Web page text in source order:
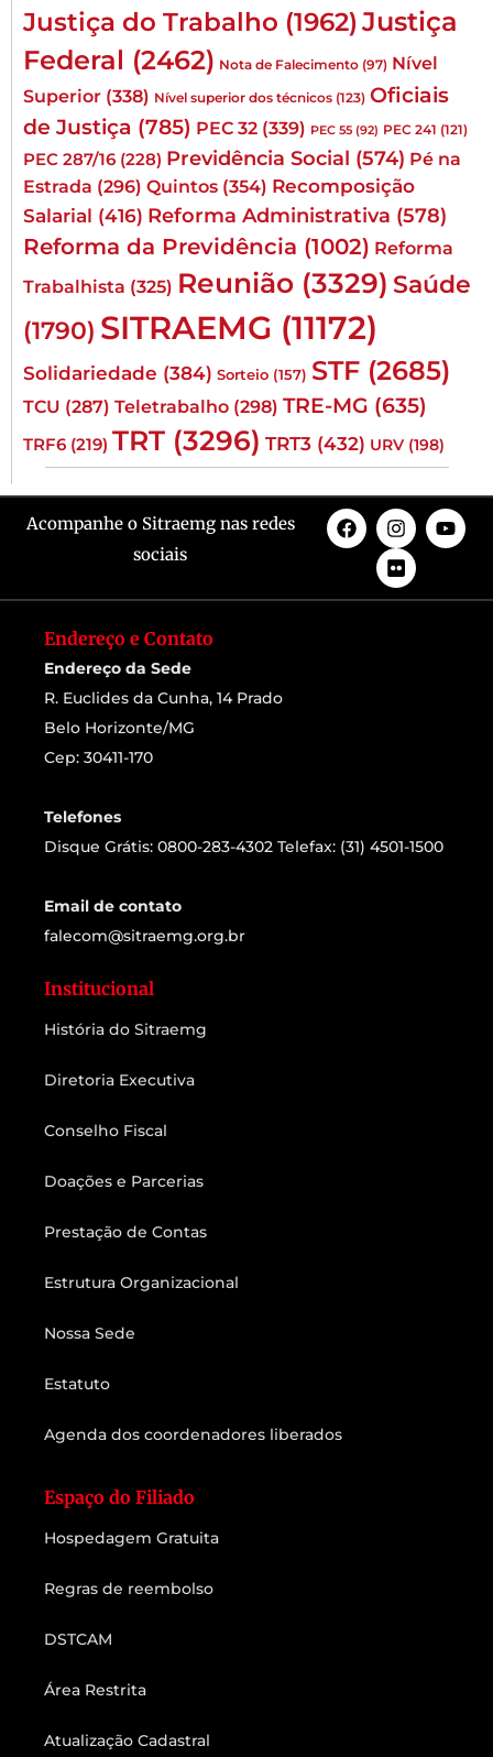
Justiça do Trabalho (1962) Justiça
Federal (2462) Nota de Falecimento (97) Nível
Superior (338) Nível superior dos técnicos (123) Oficiais
de Justiça (785) PEC 32 (339) PEC 55 (92) PEC 241 (121)
PEC 287/16 (228) Previdência Social (574) Pé na
Estrada (296) Quintos (354) Recomposição
Salarial (416) Reforma Administrativa (578)
Reforma da Previdência (1002) Reforma
Trabalhista (325) Reunião (3329) Saúde
(1790) SITRAEMG (11172)
Solidariedade (384) Sorteio (157) STF (2685)
TCU (287) Teletrabalho (298) TRE-MG (635)
TRF6 (219) TRT (3296) TRT3 (432) URV (198)
Acompanhe o Sitraemg nas redes
sociais
Endereço e Contato
Endereço da Sede
R. Euclides da Cunha, 14 Prado
Belo Horizonte/MG
Cep: 30411-170
Telefones
Disque Grátis: 0800-283-4302 Telefax: (31) 4501-1500
Email de contato
falecom@sitraemg.org.br
Institucional
História do Sitraemg
Diretoria Executiva
Conselho Fiscal
Doações e Parcerias
Prestação de Contas
Estrutura Organizacional
Nossa Sede
Estatuto
Agenda dos coordenadores liberados
Espaço do Filiado
Hospedagem Gratuita
Regras de reembolso
DSTCAM
Área Restrita
Atualização Cadastral